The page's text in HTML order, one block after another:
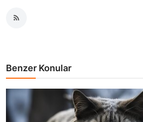
Benzer Konular